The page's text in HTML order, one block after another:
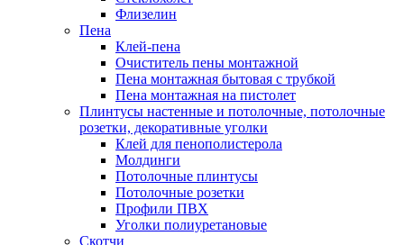
Флизелин
Пена
Клей-пена
Очиститель пены монтажной
Пена монтажная бытовая с трубкой
Пена монтажная на пистолет
Плинтусы настенные и потолочные, потолочные
розетки, декоративные уголки
Клей для пенополистерола
Молдинги
Потолочные плинтусы
Потолочные розетки
Профили ПВХ
Уголки полиуретановые
Скотчи